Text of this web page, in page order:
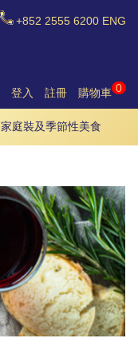
+852 2555 6200 ENG
登入 註冊 購物車 0
家庭裝及季節性美食